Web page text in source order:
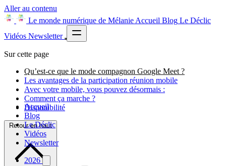
Aller au contenu
Le monde numérique de Mélanie Accueil Blog Le Déclic
Vidéos Newsletter
Accueil
Blog
Le Déclic
Vidéos
Newsletter
2026
Sur cette page
Qu’est-ce que le mode compagnon Google Meet ?
Les avantages de la participation réunion mobile
Avec votre mobile, vous pouvez désormais :
Comment ça marche ?
Disponibilité
Retour en haut